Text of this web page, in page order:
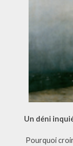
Un déni
Pourquoi